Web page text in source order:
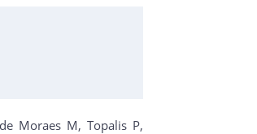
Moraes M, Topalis P,